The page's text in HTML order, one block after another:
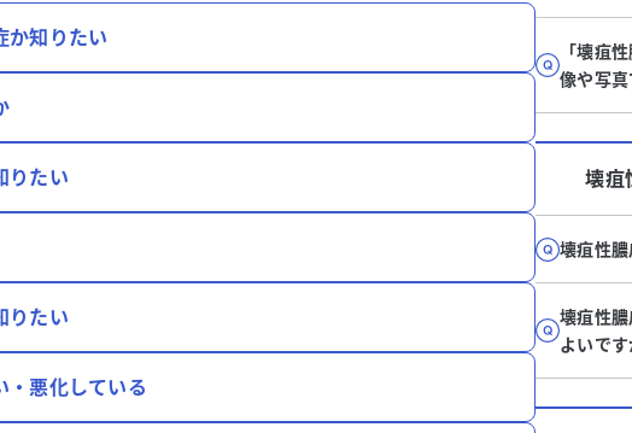
か知りたい
りたい
りたい
・悪化している
「壊疽
像や写真
壊疽
壊疽性膿
壊疽性
よいです